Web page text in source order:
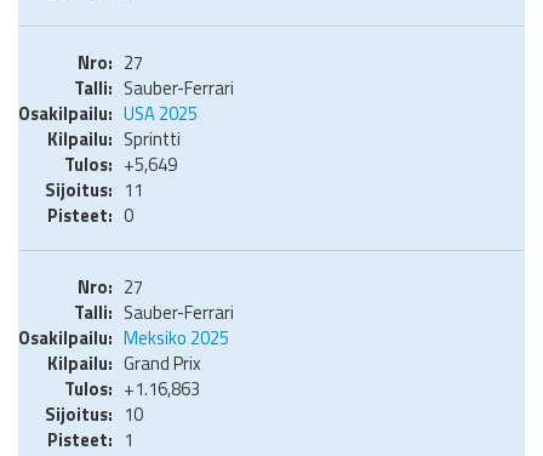
27
Sauber-Ferrari
USA 2025
Sprintti
+5,649
11
0
27
Sauber-Ferrari
Meksiko 2025
Grand Prix
+1.16,863
10
1